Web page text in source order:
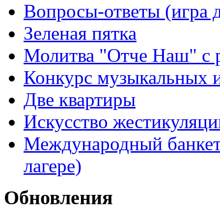
Вопросы-ответы (игра
Зеленая пятка
Молитва "Отче Наш" с
Конкурс музыкальных
Две квартиры
Искусство
Международный
лагере)
Обновления